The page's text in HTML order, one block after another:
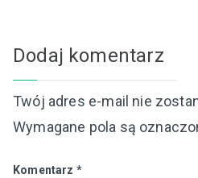
Dodaj komentarz
Twój adres e-mail nie
Wymagane pola są
Komentarz *